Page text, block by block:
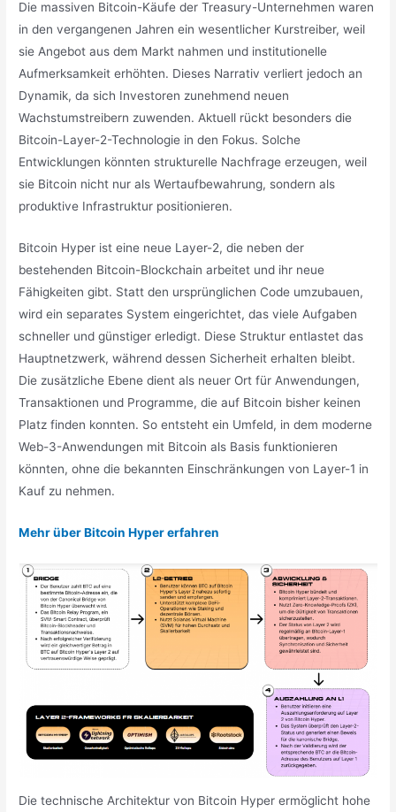
Die massiven Bitcoin-Käufe der Treasury-Unternehmen waren
in den vergangenen Jahren ein wesentlicher Kurstreiber, weil
sie Angebot aus dem Markt nahmen und institutionelle
Aufmerksamkeit erhöhten. Dieses Narrativ verliert jedoch an
Dynamik, da sich Investoren zunehmend neuen
Wachstumstreibern zuwenden. Aktuell rückt besonders die
Bitcoin-Layer-2-Technologie in den Fokus. Solche
Entwicklungen könnten strukturelle Nachfrage erzeugen, weil
sie Bitcoin nicht nur als Wertaufbewahrung, sondern als
produktive Infrastruktur positionieren.
Bitcoin Hyper ist eine neue Layer-2, die neben der
bestehenden Bitcoin-Blockchain arbeitet und ihr neue
Fähigkeiten gibt. Statt den ursprünglichen Code umzubauen,
wird ein separates System eingerichtet, das viele Aufgaben
schneller und günstiger erledigt. Diese Struktur entlastet das
Hauptnetzwerk, während dessen Sicherheit erhalten bleibt.
Die zusätzliche Ebene dient als neuer Ort für Anwendungen,
Transaktionen und Programme, die auf Bitcoin bisher keinen
Platz finden konnten. So entsteht ein Umfeld, in dem moderne
Web-3-Anwendungen mit Bitcoin als Basis funktionieren
könnten, ohne die bekannten Einschränkungen von Layer-1 in
Kauf zu nehmen.
Mehr über Bitcoin Hyper erfahren
Die technische Architektur von Bitcoin Hyper ermöglicht hohe